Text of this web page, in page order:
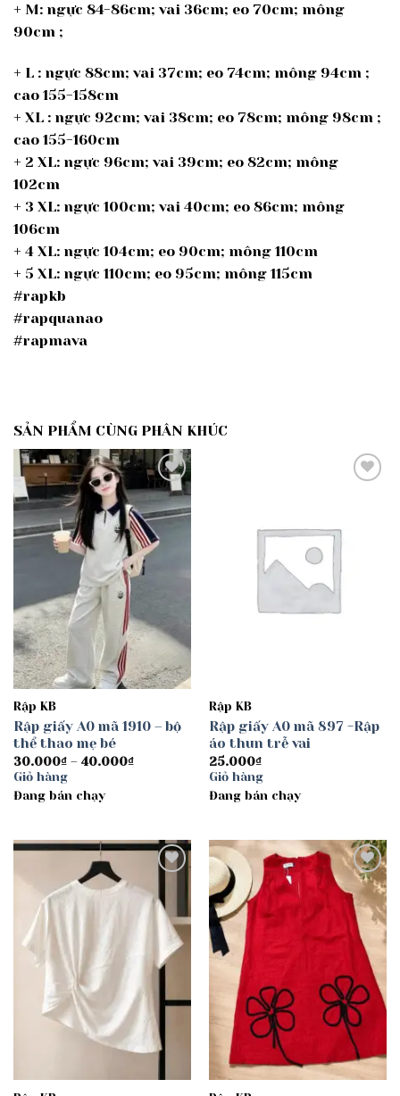
+ M: ngực 84-86cm; vai 36cm; eo 70cm; mông
90cm ;
+ L : ngực 88cm; vai 37cm; eo 74cm; mông 94cm ;
cao 155-158cm
+ XL : ngực 92cm; vai 38cm; eo 78cm; mông 98cm ;
cao 155-160cm
+ 2 XL: ngực 96cm; vai 39cm; eo 82cm; mông
102cm
+ 3 XL: ngực 100cm; vai 40cm; eo 86cm; mông
106cm
+ 4 XL: ngực 104cm; eo 90cm; mông 110cm
+ 5 XL: ngực 110cm; eo 95cm; mông 115cm
#rapkb
#rapquanao
#rapmava
SẢN PHẨM CÙNG PHÂN KHÚC
Add to
wishlist
Rập KB
Rập giấy A0 mã 1910 – bộ
thể thao mẹ bé
30.000₫ – 40.000₫Khoảng
Giỏ hàng
Đang bán chạy
Rập KB
Rập giấy A0 mã 897 -Rập
áo thun trễ vai
25.000₫
Giỏ hàng
Đang bán chạy
wishlist
Add to
wishlist